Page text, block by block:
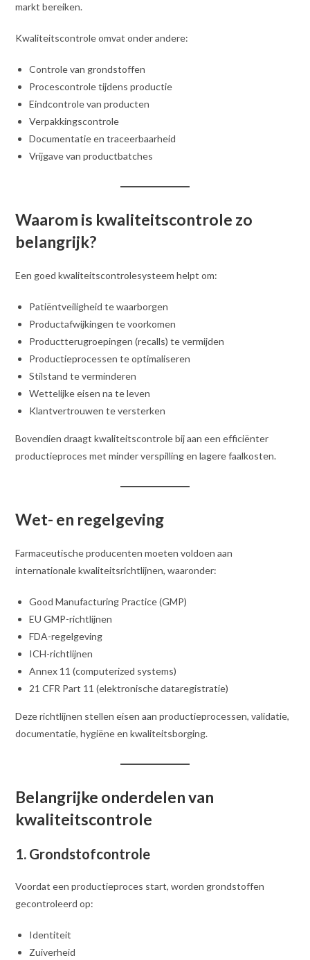
markt bereiken.
Kwaliteitscontrole omvat onder andere:
Controle van grondstoffen
Procescontrole tijdens productie
Eindcontrole van producten
Verpakkingscontrole
Documentatie en traceerbaarheid
Vrijgave van productbatches
Waarom is kwaliteitscontrole zo
belangrijk?
Een goed kwaliteitscontrolesysteem helpt om:
Patiëntveiligheid te waarborgen
Productafwijkingen te voorkomen
Productterugroepingen (recalls) te vermijden
Productieprocessen te optimaliseren
Stilstand te verminderen
Wettelijke eisen na te leven
Klantvertrouwen te versterken
Bovendien draagt kwaliteitscontrole bij aan een efficiënter
productieproces met minder verspilling en lagere faalkosten.
Wet- en regelgeving
Farmaceutische producenten moeten voldoen aan
internationale kwaliteitsrichtlijnen, waaronder:
Good Manufacturing Practice (GMP)
EU GMP-richtlijnen
FDA-regelgeving
ICH-richtlijnen
Annex 11 (computerized systems)
21 CFR Part 11 (elektronische dataregistratie)
Deze richtlijnen stellen eisen aan productieprocessen, validatie,
documentatie, hygiëne en kwaliteitsborging.
Belangrijke onderdelen van
kwaliteitscontrole
1. Grondstofcontrole
Voordat een productieproces start, worden grondstoffen
gecontroleerd op:
Identiteit
Zuiverheid